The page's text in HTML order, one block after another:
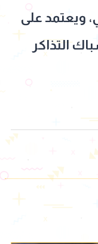
ويعتمد على
التذاكر